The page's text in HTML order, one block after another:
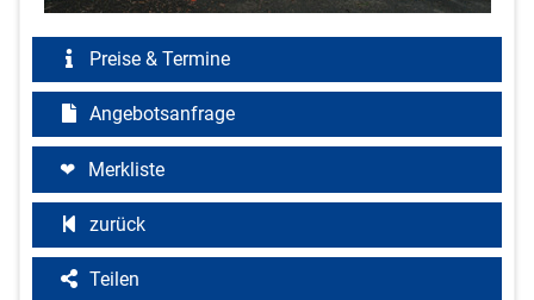
Preise & Termine
Angebotsanfrage
Merkliste
zurück
Teilen